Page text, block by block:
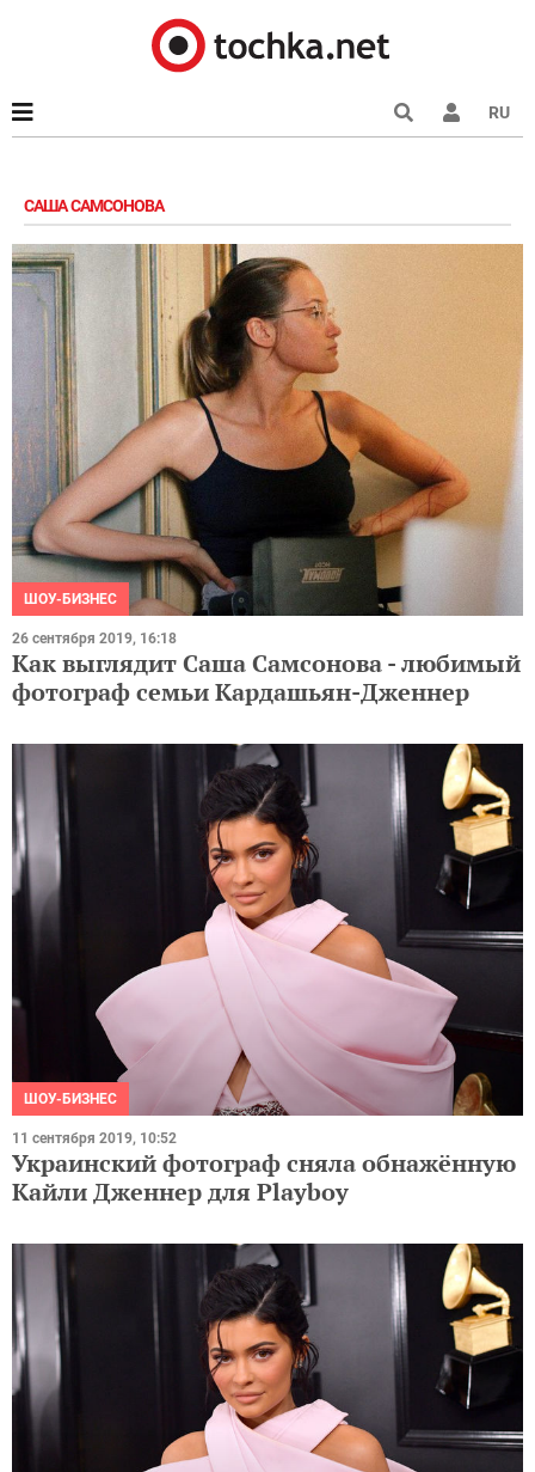
RU
САША САМСОНОВА
ШОУ-БИЗНЕС
26 сентября 2019, 16:18
Как выглядит Саша Самсонова - любимый
фотограф семьи Кардашьян-Дженнер
ШОУ-БИЗНЕС
11 сентября 2019, 10:52
Украинский фотограф сняла обнажённую
Кайли Дженнер для Playboy